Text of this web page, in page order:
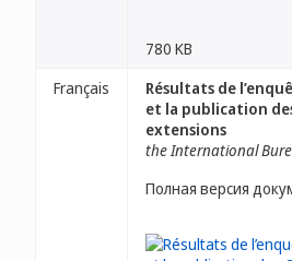
780 KB
Français
Résultats de
et la publication
extensions
the International
Полная версия